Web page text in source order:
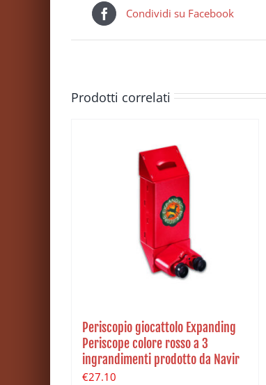
Condividi su Facebook
Prodotti correlati
Periscopio giocattolo Expanding
Periscope colore rosso a 3
ingrandimenti prodotto da Navir
€27.10